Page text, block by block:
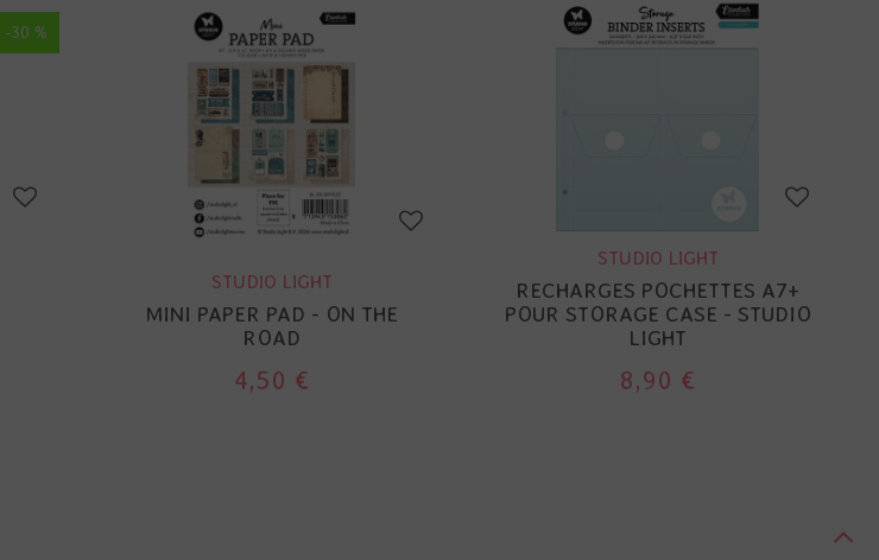
-30 %
STUDIO LIGHT
MINI PAPER PAD - ON THE
ROAD
4,50 €
STUDIO LIGHT
RECHARGES POCHETTES A7+
POUR STORAGE CASE - STUDIO
LIGHT
8,90 €